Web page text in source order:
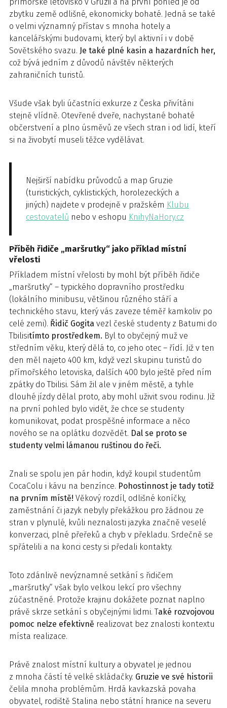
zbytku země odlišné, ekonomicky bohaté. Jedná se také
o velmi významný přístav s mnoha hotely a
kancelářskými budovami, který byl aktivní i v době
Sovětského svazu. Je také plné kasin a hazardních her,
což bývá jedním z důvodů návštěv některých
zahraničních turistů.
Všude však byli účastníci exkurze z Česka přivítáni
stejně vlídně. Otevřené dveře, nachystané bohaté
občerstvení a plno úsměvů ze všech stran i od lidí, kteří
si na živobytí museli těžce vydělávat.
Nejširší nabídku průvodců a map Gruzie
(turistických, cyklistických, horolezeckých a
jiných) najdete v prodejně v pražském Klubu
cestovatelů nebo v eshopu KnihyNaHory.cz
Příběh řidiče „maršrutky“ jako příklad místní
vřelosti
Příkladem místní vřelosti by mohl být příběh řidiče
„maršrutky“ – typického dopravního prostředku
(lokálního minibusu, většinou různého stáří a
technického stavu, který vás zaveze téměř kamkoliv po
celé zemi). Řidič Gogita vezl české studenty z Batumi do
Tbilisitímto prostředkem. Byl to obyčejný muž ve
středním věku, který dělá to, co jeho otec – řídí. Již v ten
den měl najeto 400 km, když vezl skupinu turistů do
přímořského letoviska, dalších 400 bylo ještě před ním
zpátky do Tbilisi. Sám žil ale v jiném městě, a tyhle
dlouhé jízdy dělal proto, aby mohl uživit svou rodinu. Již
na první pohled bylo vidět, že chce se studenty
komunikovat, podat prospěšné informace a něco
nového se na oplátku dozvědět. Dal se proto se
studenty velmi lámanou ruštinou do řeči.
Znali se spolu jen pár hodin, když koupil studentům
CocaColu i kávu na benzínce. Pohostinnost je tady totiž
na prvním místě! Věkový rozdíl, odlišné koníčky,
zaměstnání či jazyk nebyly překážkou pro žádnou ze
stran v plynulé, kvůli neznalosti jazyka značně veselé
konverzaci, plné přeřeků a chyb v překladu. Srdečně se
spřátelili a na konci cesty si předali kontakty.
Toto zdánlivě nevýznamné setkání s řidičem
„maršrutky“ však bylo velkou lekcí pro všechny
zúčastněné. Protože krajinu dokážete poznat naplno
právě skrze setkání s obyčejnými lidmi. Také rozvojovou
pomoc nelze efektivně realizovat bez znalosti kontextu
místa realizace.
Právě znalost místní kultury a obyvatel je jednou
z mnoha částí té velké skládačky. Gruzie ve své historii
čelila mnoha problémům. Hrdá kavkazská povaha
obyvatel, rodiště Stalina nebo státní hranice na severu